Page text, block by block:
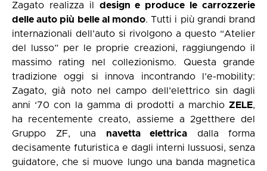
Zagato realizza il design e produce le carrozzerie
delle auto più belle al mondo. Tutti i più grandi brand
internazionali dell’auto si rivolgono a questo “Atelier
del lusso” per le proprie creazioni, raggiungendo il
massimo rating nel collezionismo. Questa grande
tradizione oggi si innova incontrando l’e-mobility:
Zagato, già noto nel campo dell’elettrico sin dagli
anni ‘70 con la gamma di prodotti a marchio ZELE,
ha recentemente creato, assieme a 2getthere del
Gruppo ZF, una navetta elettrica dalla forma
decisamente futuristica e dagli interni lussuosi, senza
guidatore, che si muove lungo una banda magnetica